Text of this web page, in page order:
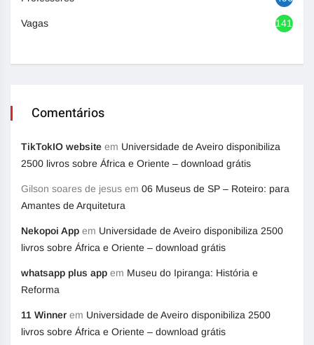
Vagas 1416
Comentários
TikTokIO website em Universidade de Aveiro disponibiliza
2500 livros sobre África e Oriente – download grátis
Gilson soares de jesus em 06 Museus de SP – Roteiro: para
Amantes de Arquitetura
Nekopoi App em Universidade de Aveiro disponibiliza 2500
livros sobre África e Oriente – download grátis
whatsapp plus app em Museu do Ipiranga: História e
Reforma
11 Winner em Universidade de Aveiro disponibiliza 2500
livros sobre África e Oriente – download grátis